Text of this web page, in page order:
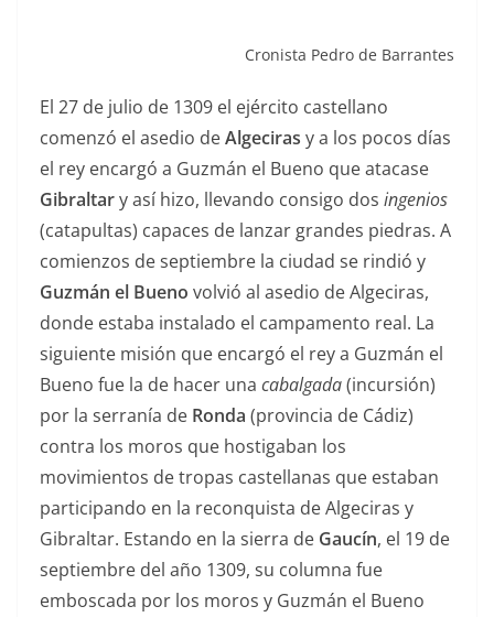
Cronista Pedro de Barrantes
El 27 de julio de 1309 el ejército castellano
comenzó el asedio deAlgeciras y a los pocos días
el rey encargó a Guzmán el Bueno que atacase
Gibraltary así hizo, llevando consigo dos ingenios
(catapultas) capaces de lanzar grandes piedras. A
comienzos de septiembre la ciudad se rindió y
Guzmán el Bueno volvió al asedio de Algeciras,
donde estaba instalado el campamento real. La
siguiente misión que encargó el rey a Guzmán el
Bueno fue la de hacer una cabalgada(incursión)
por la serranía de Ronda (provincia de Cádiz)
contra los moros que hostigaban los
movimientos de tropas castellanas que estaban
participando en la reconquista de Algeciras y
Gibraltar. Estando en la sierra de Gaucín, el 19 de
septiembre del año 1309, su columna fue
emboscada por los moros y Guzmán el Bueno